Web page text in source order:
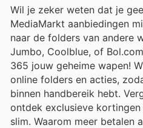
Wil je zeker weten dat je
MediaMarkt aanbiedingen
naar de folders van andere
Jumbo, Coolblue, of
365 jouw geheime wapen!
online folders en acties,
binnen handbereik hebt.
ontdek exclusieve
slim. Waarom meer betalen